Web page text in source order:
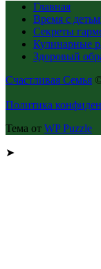
Главная
Время с
Секреты
Кулинарные
Здоровый
Счастливая Семья
Политика
Тема от WP Puzzle
➤